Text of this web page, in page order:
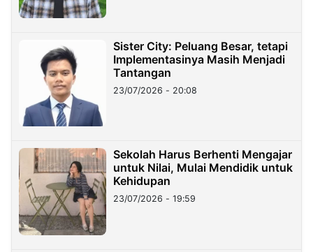
Sister City: Peluang Besar, tetapi
Implementasinya Masih Menjadi
Tantangan
23/07/2026 - 20:08
Sekolah Harus Berhenti Mengajar
untuk Nilai, Mulai Mendidik untuk
Kehidupan
23/07/2026 - 19:59